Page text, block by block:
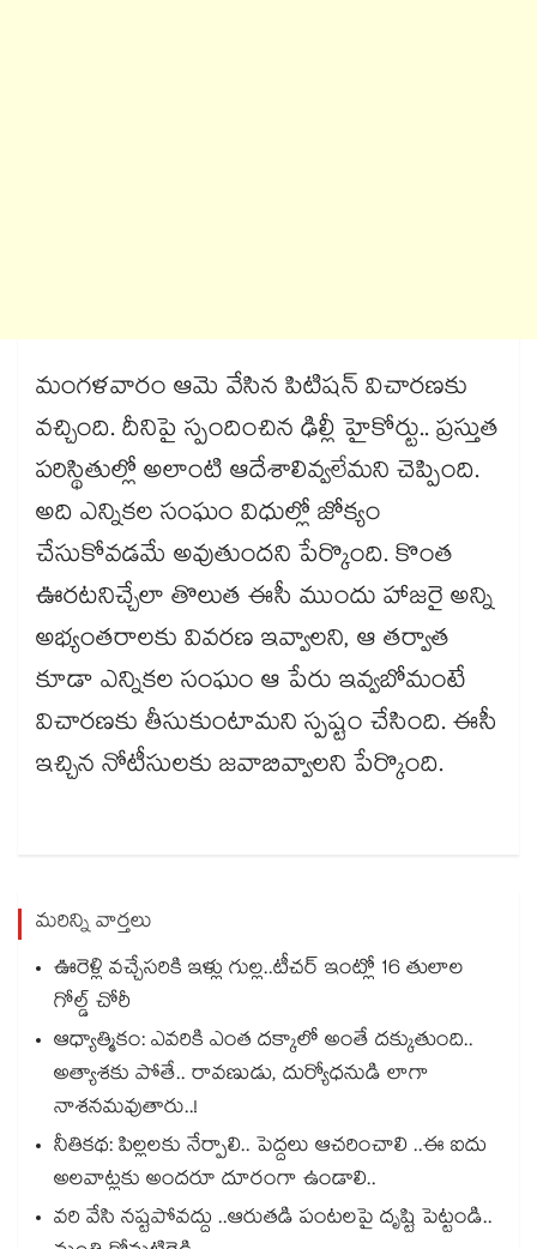
మంగళవారం ఆమె వేసిన పిటిషన్ ​విచారణకు
వచ్చింది. దీనిపై స్పందించిన ఢిల్లీ హైకోర్టు.. ప్రస్తుత
పరిస్థితుల్లో అలాంటి ఆదేశాలివ్వలేమని చెప్పింది.
అది ఎన్నికల సంఘం విధుల్లో జోక్యం
చేసుకోవడమే అవుతుందని పేర్కొంది. కొంత
ఊరటనిచ్చేలా తొలుత ఈసీ ముందు హాజరై అన్ని
అభ్యంతరాలకు వివరణ ఇవ్వాలని, ఆ తర్వాత
కూడా ఎన్నికల సంఘం ఆ పేరు ఇవ్వబోమంటే
విచారణకు తీసుకుంటామని స్పష్టం చేసింది. ఈసీ
ఇచ్చిన నోటీసులకు జవాబివ్వాలని పేర్కొంది.
మరిన్ని వార్తలు
ఊరెళ్లి వచ్చేసరికి ఇళ్లు గుల్ల..టీచర్ ఇంట్లో 16 తులాల
గోల్డ్ చోరీ
ఆధ్యాత్మికం: ఎవరికి ఎంత దక్కాలో అంతే దక్కుతుంది..
అత్యాశకు పోతే.. రావణుడు, దుర్యోధనుడి లాగా
నాశనమవుతారు..!
నీతికథ: పిల్లలకు నేర్పాలి.. పెద్దలు ఆచరించాలి ..ఈ ఐదు
అలవాట్లకు అందరూ దూరంగా ఉండాలి..
వరి వేసి నష్టపోవద్దు ..ఆరుతడి పంటలపై దృష్టి పెట్టండి..